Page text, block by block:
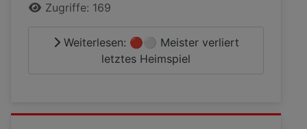
Zugriffe: 169
Weiterlesen: 🔴⚪ Meister verliert
letztes Heimspiel